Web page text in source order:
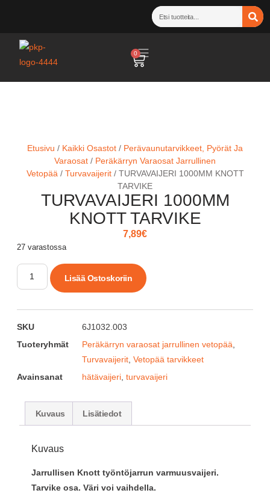
0
Etusivu / Kaikki Osastot / Perävaunutarvikkeet, Pyörät Ja
Varaosat / Peräkärryn Varaosat Jarrullinen
Vetopää / Turvavaijerit/ TURVAVAIJERI 1000MM KNOTT
TARVIKE
TURVAVAIJERI 1000MM
KNOTT TARVIKE
7,89€
27 varastossa
Lisää Ostoskoriin
SKU
6J1032.003
Tuoteryhmät
Peräkärryn varaosat jarrullinen vetopää
Turvavaijerit Vetopää tarvikkeet
Avainsanat
hätävaijeri turvavaijeri
Kuvaus Lisätiedot
Kuvaus
Jarrullisen Knott työntöjarrun varmuusvaijeri.
Tarvike osa. Väri voi vaihdella.